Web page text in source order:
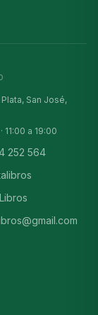
San José,
11:00 a 19:00
252 564